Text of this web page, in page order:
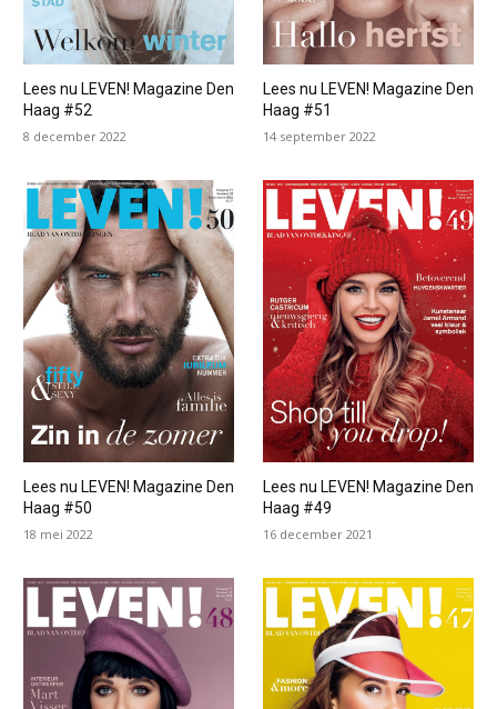
Lees nu LEVEN! Magazine Den
Haag #52
8 december 2022
Lees nu LEVEN! Magazine Den
Haag #51
14 september 2022
Lees nu LEVEN! Magazine Den
Haag #50
18 mei 2022
Lees nu LEVEN! Magazine Den
Haag #49
16 december 2021